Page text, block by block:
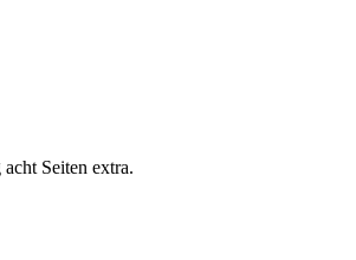
Seiten extra.